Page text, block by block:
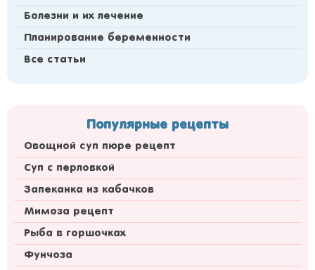
Болезни и их лечение
Планирование беременности
Все статьи
Популярные рецепты
Овощной суп пюре рецепт
Суп с перловкой
Запеканка из кабачков
Мимоза рецепт
Рыба в горшочках
Фунчоза